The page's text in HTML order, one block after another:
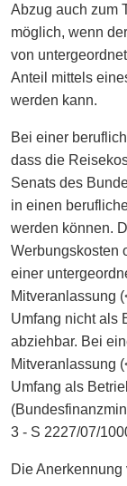
Abzug auch zum
möglich, wenn
von
Anteil mittels
werden kann.
Bei einer
dass die
Senats des
in einen
werden können.
Werbungskosten
einer
Mitveranlassung
Umfang nicht als
abziehbar. Bei
Mitveranlassung
Umfang als
3 - S 2227/07/
Die